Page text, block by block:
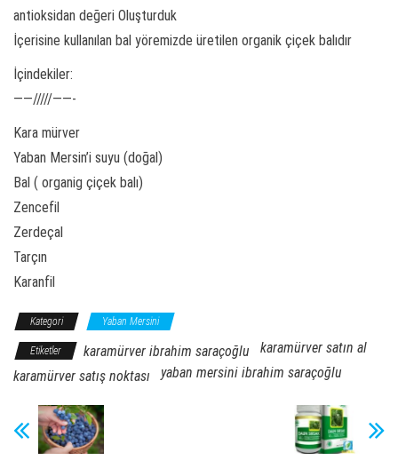
antioksidan değeri Oluşturduk
İçerisine kullanılan bal yöremizde üretilen organik çiçek balıdır
İçindekiler:
——/////——-
Kara mürver
Yaban Mersin’i suyu (doğal)
Bal ( organig çiçek balı)
Zencefil
Zerdeçal
Tarçın
Karanfil
Kategori Yaban Mersini
Etiketler karamürver ibrahim saraçoğlu
karamürver satın al
karamürver satış noktası
yaban mersini ibrahim saraçoğlu